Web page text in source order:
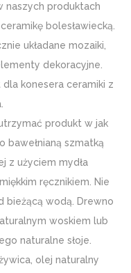
naszych produktach
bolesławiecką.
układane mozaiki,
dekoracyjne.
konesera ceramiki z
utrzymać produkt w jak
bawełnianą szmatką
z użyciem mydła
ręcznikiem. Nie
bieżącą wodą. Drewno
woskiem lub
naturalne słoje.
olej naturalny